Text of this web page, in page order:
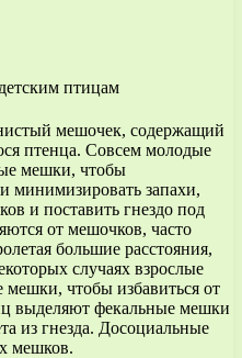
мешочек, содержащий
птенца. Совсем молодые
мешки, чтобы
минимизировать запахи,
и поставить гнездо под
от мешочков, часто
большие расстояния,
случаях взрослые
чтобы избавиться от
выделяют фекальные мешки
из гнезда. Досоциальные
мешков.